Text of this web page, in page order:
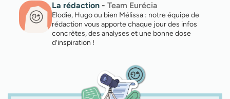
La rédaction - Team Eurécia
Elodie, Hugo ou bien Mélissa : notre équipe de
rédaction vous apporte chaque jour des infos
concrètes, des analyses et une bonne dose
d’inspiration !